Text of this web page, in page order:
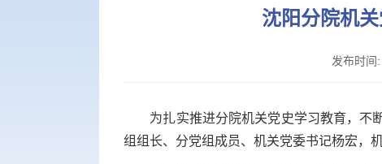
沈阳分院机
发布时间:
为扎实推进分院机关党史学习教育，不断
组组长、分党组成员、机关党委书记杨宏，